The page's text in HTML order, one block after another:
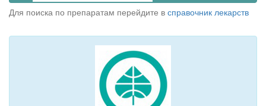
Для поиска по препаратам перейдите в справочник лекарств